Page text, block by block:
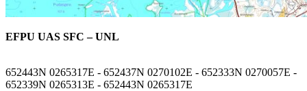
EFPU UAS SFC – UNL
652443N 0265317E - 652437N 0270102E - 652333N 0270057E -
652339N 0265313E - 652443N 0265317E